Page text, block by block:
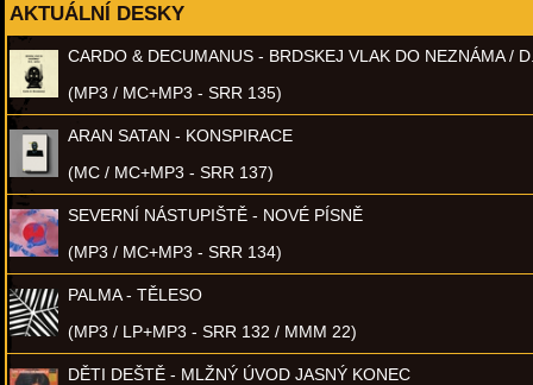
AKTUÁLNÍ DESKY
CARDO & DECUMANUS - BRDSKEJ VLAK DO NEZNÁMA /
(MP3 / MC+MP3 - SRR 135)
ARAN SATAN - KONSPIRACE
(MC / MC+MP3 - SRR 137)
SEVERNÍ NÁSTUPIŠTĚ - NOVÉ PÍSNĚ
(MP3 / MC+MP3 - SRR 134)
PALMA - TĚLESO
(MP3 / LP+MP3 - SRR 132 / MMM 22)
DĚTI DEŠTĚ - MLŽNÝ ÚVOD JASNÝ KONEC